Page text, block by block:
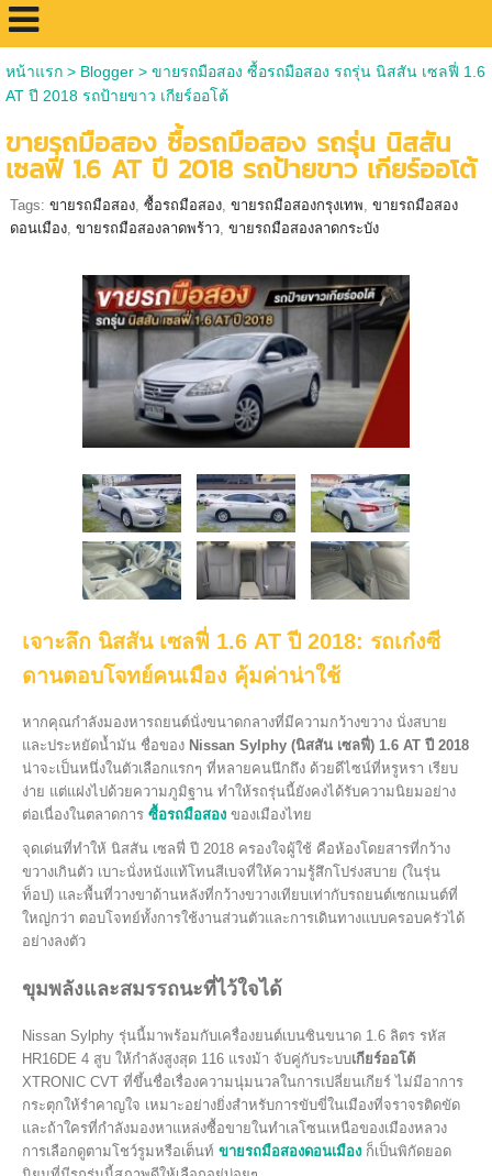
หน้าแรก> Blogger> ขายรถมือสอง ซื้อรถมือสอง รถรุ่น นิสสัน เซลฟี่ 1.6
AT ปี 2018 รถป้ายขาว เกียร์ออโต้
ขายรถมือสอง ซื้อรถมือสอง รถรุ่น นิสสัน
เซลฟี่ 1.6 AT ปี 2018 รถป้ายขาว เกียร์ออโต้
Tags: ขายรถมือสอง, ซื้อรถมือสอง, ขายรถมือสองกรุงเทพ, ขายรถมือสอง
ดอนเมือง, ขายรถมือสองลาดพร้าว, ขายรถมือสองลาดกระบัง
เจาะลึก นิสสัน เซลฟี่ 1.6 AT ปี 2018: รถเก๋งซี
ดานตอบโจทย์คนเมือง คุ้มค่าน่าใช้
หากคุณกำลังมองหารถยนต์นั่งขนาดกลางที่มีความกว้างขวาง นั่งสบาย
และประหยัดน้ำมัน ชื่อของ Nissan Sylphy (นิสสัน เซลฟี่) 1.6 AT ปี 2018
น่าจะเป็นหนึ่งในตัวเลือกแรกๆ ที่หลายคนนึกถึง ด้วยดีไซน์ที่หรูหรา เรียบ
ง่าย แต่แฝงไปด้วยความภูมิฐาน ทำให้รถรุ่นนี้ยังคงได้รับความนิยมอย่าง
ต่อเนื่องในตลาดการ ซื้อรถมือสอง ของเมืองไทย
จุดเด่นที่ทำให้ นิสสัน เซลฟี่ ปี 2018 ครองใจผู้ใช้ คือห้องโดยสารที่กว้าง
ขวางเกินตัว เบาะนั่งหนังแท้โทนสีเบจที่ให้ความรู้สึกโปร่งสบาย (ในรุ่น
ท็อป) และพื้นที่วางขาด้านหลังที่กว้างขวางเทียบเท่ากับรถยนต์เซกเมนต์ที่
ใหญ่กว่า ตอบโจทย์ทั้งการใช้งานส่วนตัวและการเดินทางแบบครอบครัวได้
อย่างลงตัว
ขุมพลังและสมรรถนะที่ไว้ใจได้
Nissan Sylphy รุ่นนี้มาพร้อมกับเครื่องยนต์เบนซินขนาด 1.6 ลิตร รหัส
HR16DE 4 สูบ ให้กำลังสูงสุด 116 แรงม้า จับคู่กับระบบเกียร์ออโต้
XTRONIC CVT ที่ขึ้นชื่อเรื่องความนุ่มนวลในการเปลี่ยนเกียร์ ไม่มีอาการ
กระตุกให้รำคาญใจ เหมาะอย่างยิ่งสำหรับการขับขี่ในเมืองที่จราจรติดขัด
และถ้าใครที่กำลังมองหาแหล่งซื้อขายในทำเลโซนเหนือของเมืองหลวง
การเลือกดูตามโชว์รูมหรือเต็นท์ ขายรถมือสองดอนเมือง ก็เป็นพิกัดยอด